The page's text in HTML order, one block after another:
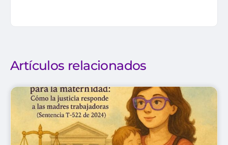
Artículos relacionados